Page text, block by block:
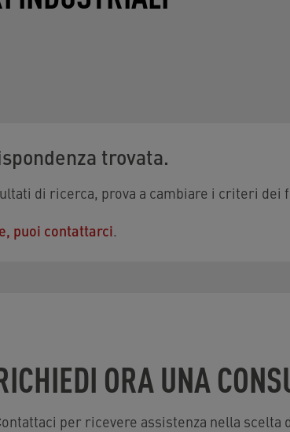
trovata.
di ricerca, prova a cambiare i criteri
puoi contattarci.
ORA UNA
per ricevere assistenza nella